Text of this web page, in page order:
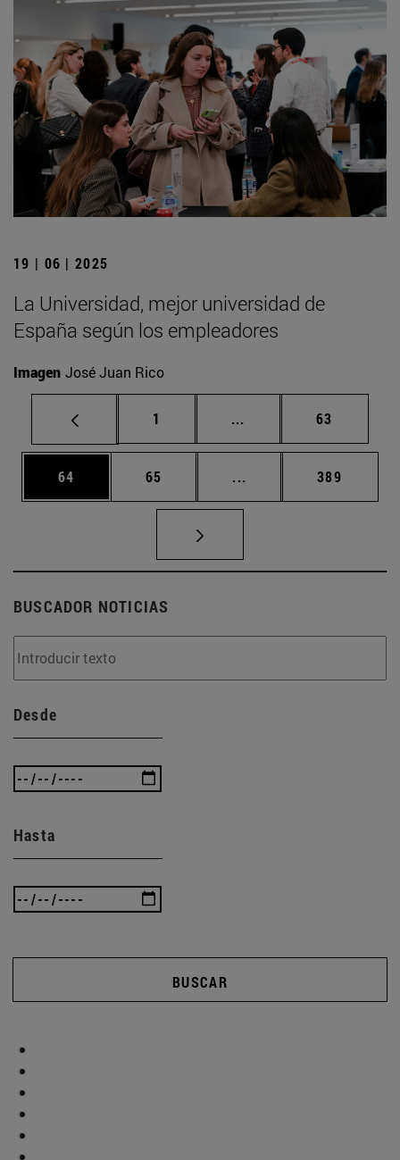
19 | 06 | 2025
La Universidad, mejor universidad de
España según los empleadores
Imagen José Juan Rico
Página
1 ... Páginas intermedias
Página
63
Página
64 Página
65 ... Páginas intermedias
Página
389
BUSCADOR NOTICIAS
Desde
Hasta
BUSCAR